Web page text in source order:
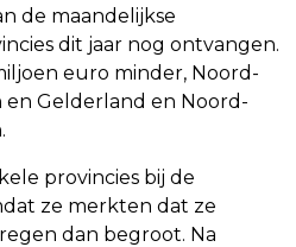
de maandelijkse
dit jaar nog ontvangen.
euro minder, Noord-
en Gelderland en Noord-
provincies bij de
ze merkten dat ze
dan begroot. Na